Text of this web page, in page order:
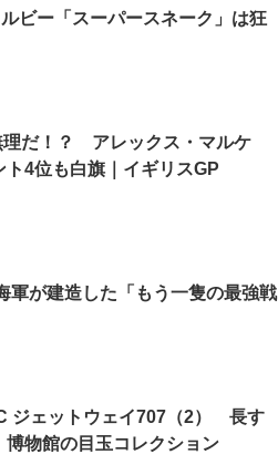
ビー「スーパースネーク」は狂
理だ！？ アレックス・マルケ
4位も白旗｜イギリスGP
軍が建造した「もう一隻の最強戦
ジェットウェイ707（2） 長す
物館の目玉コレクション